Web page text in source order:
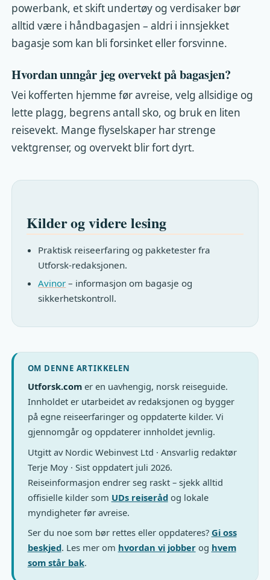
powerbank, et skift undertøy og verdisaker bør
alltid være i håndbagasjen – aldri i innsjekket
bagasje som kan bli forsinket eller forsvinne.
Hvordan unngår jeg overvekt på bagasjen?
Vei kofferten hjemme før avreise, velg allsidige og
lette plagg, begrens antall sko, og bruk en liten
reisevekt. Mange flyselskaper har strenge
vektgrenser, og overvekt blir fort dyrt.
Kilder og videre lesing
Praktisk reiseerfaring og pakketester fra
Utforsk-redaksjonen.
Avinor – informasjon om bagasje og
sikkerhetskontroll.
OM DENNE ARTIKKELEN
Utforsk.comer en uavhengig, norsk reiseguide.
Innholdet er utarbeidet av redaksjonen og bygger
på egne reiseerfaringer og oppdaterte kilder. Vi
gjennomgår og oppdaterer innholdet jevnlig.
Utgitt av Nordic Webinvest Ltd · Ansvarlig redaktør
Terje Moy · Sist oppdatert juli 2026.
Reiseinformasjon endrer seg raskt – sjekk alltid
offisielle kilder som UDs reiserådog lokale
myndigheter før avreise.
Ser du noe som bør rettes eller oppdateres? Gi oss
beskjed. Les mer om hvordan vi jobberog hvem
som står bak.